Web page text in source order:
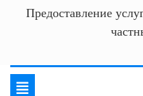
Предоставление
Toggle